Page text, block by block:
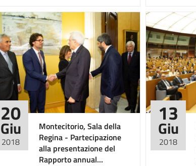
20
Giu
2018
Montecitorio, Sala della
Regina - Partecipazione
alla presentazione del
Rapporto annual...
13
Giu
2018